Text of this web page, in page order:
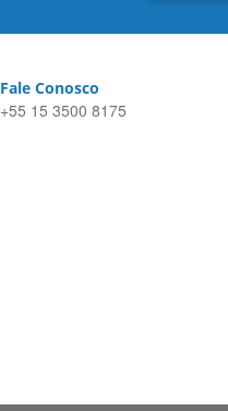
Fale Conosco
+55 15 3500 8175